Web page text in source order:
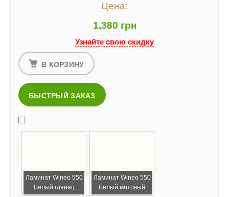
Цена:
1,380 грн
Узнайте свою скидку
В КОРЗИНУ
БЫСТРЫЙ ЗАКАЗ
Ламинат Wineo 550
Белый глянец
Ламинат Wineo 550
Белый матовый